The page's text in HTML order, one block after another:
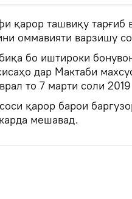
қарор ташвиқу тарғиб
оммавияти варзишу
бо иштироки
дар Мактаби
то 7 марти соли
қарор барои
мешавад.